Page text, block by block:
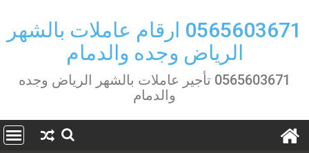
content
0565603671 ارقام عاملات بالشهر
الرياض وجده والدمام
0565603671 تأجير عاملات بالشهر الرياض وجده
والدمام